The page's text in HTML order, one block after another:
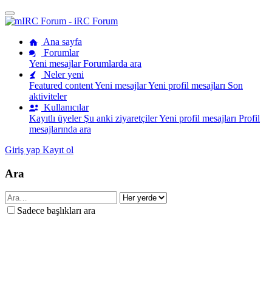
Ana sayfa
Forumlar
Yeni mesajlarForumlarda ara
Neler yeni
Featured contentYeni mesajlarYeni profil mesajları Son
aktiviteler
Kullanıcılar
Kayıtlı üyeler Şu anki ziyaretçilerYeni profil mesajları Profil
mesajlarında ara
Giriş yap Kayıt ol
Ara
Sadece başlıkları ara